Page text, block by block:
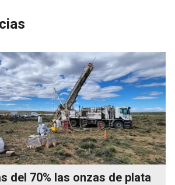
del 70% las onzas de plata